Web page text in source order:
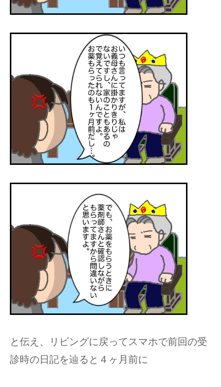
と伝え、リビングに戻ってスマホで前回の受
診時の日記を辿ると４ヶ月前に